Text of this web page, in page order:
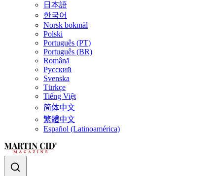
日本語
한국어
Norsk bokmål
Polski
Português (PT)
Português (BR)
Română
Русский
Svenska
Türkçe
Tiếng Việt
简体中文
繁體中文
Español (Latinoamérica)